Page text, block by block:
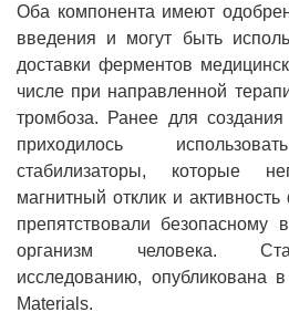
Оба компонента имеют
введения и могут быть
доставки ферментов
числе при направленной
тромбоза. Ранее для
приходилось
стабилизаторы, которые
магнитный отклик и
препятствовали безопасному
организм человека.
исследованию, опубликована
Materials.